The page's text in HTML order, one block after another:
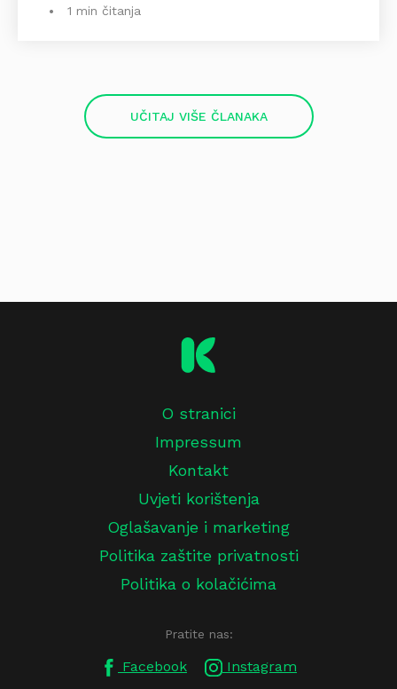
1 min čitanja
UČITAJ VIŠE ČLANAKA
O stranici
Impressum
Kontakt
Uvjeti korištenja
Oglašavanje i marketing
Politika zaštite privatnosti
Politika o kolačićima
Pratite nas:
Facebook Instagram